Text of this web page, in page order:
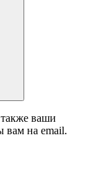
ваши
вам на email.